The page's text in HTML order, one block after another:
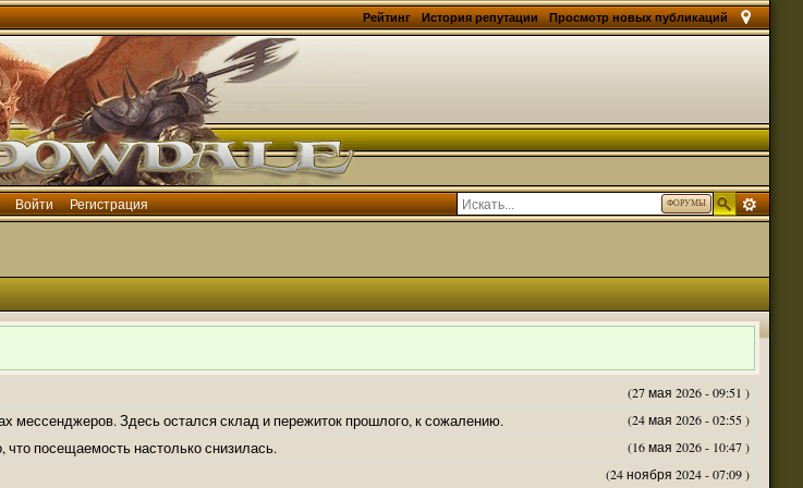
Просмотр новых публикаций
История репутации
Рейтинг
ФОРУМЫ
Войти Регистрация
(27 мая 2026 - 09:51 )
(24 мая 2026 - 02:55 )
мессенджеров. Здесь остался склад и пережиток прошлого, к сожалению.
(16 мая 2026 - 10:47 )
посещаемость настолько снизилась.
(24 ноября 2024 - 07:09 )